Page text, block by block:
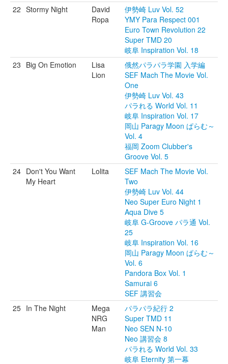
22 Stormy Night
David
Ropa
伊勢崎 Luv Vol. 52
YMY Para Respect 001
Euro Town Revolution 22
Super TMD 20
岐阜 Inspiration Vol. 18
23 Big On Emotion
Lisa
Lion
俄然パラパラ学園 入学編
SEF Mach The Movie Vol.
One
伊勢崎 Luv Vol. 43
パラれる World Vol. 11
岐阜 Inspiration Vol. 17
岡山 Paragy Moon ぱらむ～
Vol. 4
福岡 Zoom Clubber's
Groove Vol. 5
24 Don't You Want
My Heart
Lolita
SEF Mach The Movie Vol.
Two
伊勢崎 Luv Vol. 44
Neo Super Euro Night 1
Aqua Dive 5
岐阜 G-Groove パラ通 Vol.
25
岐阜 Inspiration Vol. 16
岡山 Paragy Moon ぱらむ～
Vol. 6
Pandora Box Vol. 1
Samurai 6
SEF 講習会
25 In The Night
Mega
NRG
Man
パラパラ紀行 2
Super TMD 11
Neo SEN N-10
Neo 講習会 8
パラれる World Vol. 33
岐阜 Eternity 第一幕